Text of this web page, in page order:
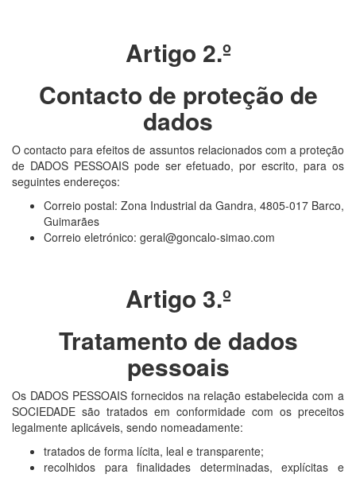
Artigo 2.º
Contacto de proteção de
dados
O contacto para efeitos de assuntos relacionados com a proteção
de DADOS PESSOAIS pode ser efetuado, por escrito, para os
seguintes endereços:
Correio postal: Zona Industrial da Gandra, 4805-017 Barco,
Guimarães
Correio eletrónico: geral@goncalo-simao.com
Artigo 3.º
Tratamento de dados
pessoais
Os DADOS PESSOAIS fornecidos na relação estabelecida com a
SOCIEDADE são tratados em conformidade com os preceitos
legalmente aplicáveis, sendo nomeadamente:
tratados de forma lícita, leal e transparente;
recolhidos para finalidades determinadas, explícitas e